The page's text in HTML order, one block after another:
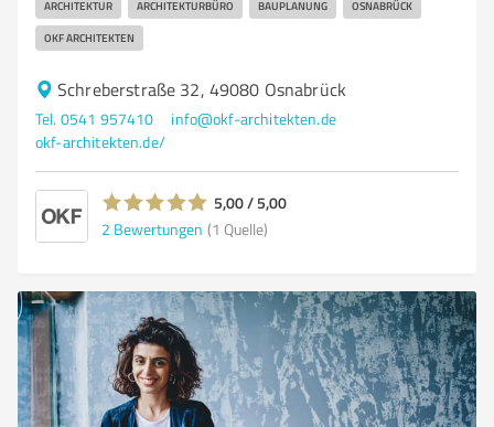
ARCHITEKTUR ARCHITEKTURBÜRO BAUPLANUNG OSNABRÜCK
OKF ARCHITEKTEN
Schreberstraße 32, 49080 Osnabrück
Tel. 0541 957410
info@okf-architekten.de
okf-architekten.de/
5,00 / 5,00
2 Bewertungen (1 Quelle)